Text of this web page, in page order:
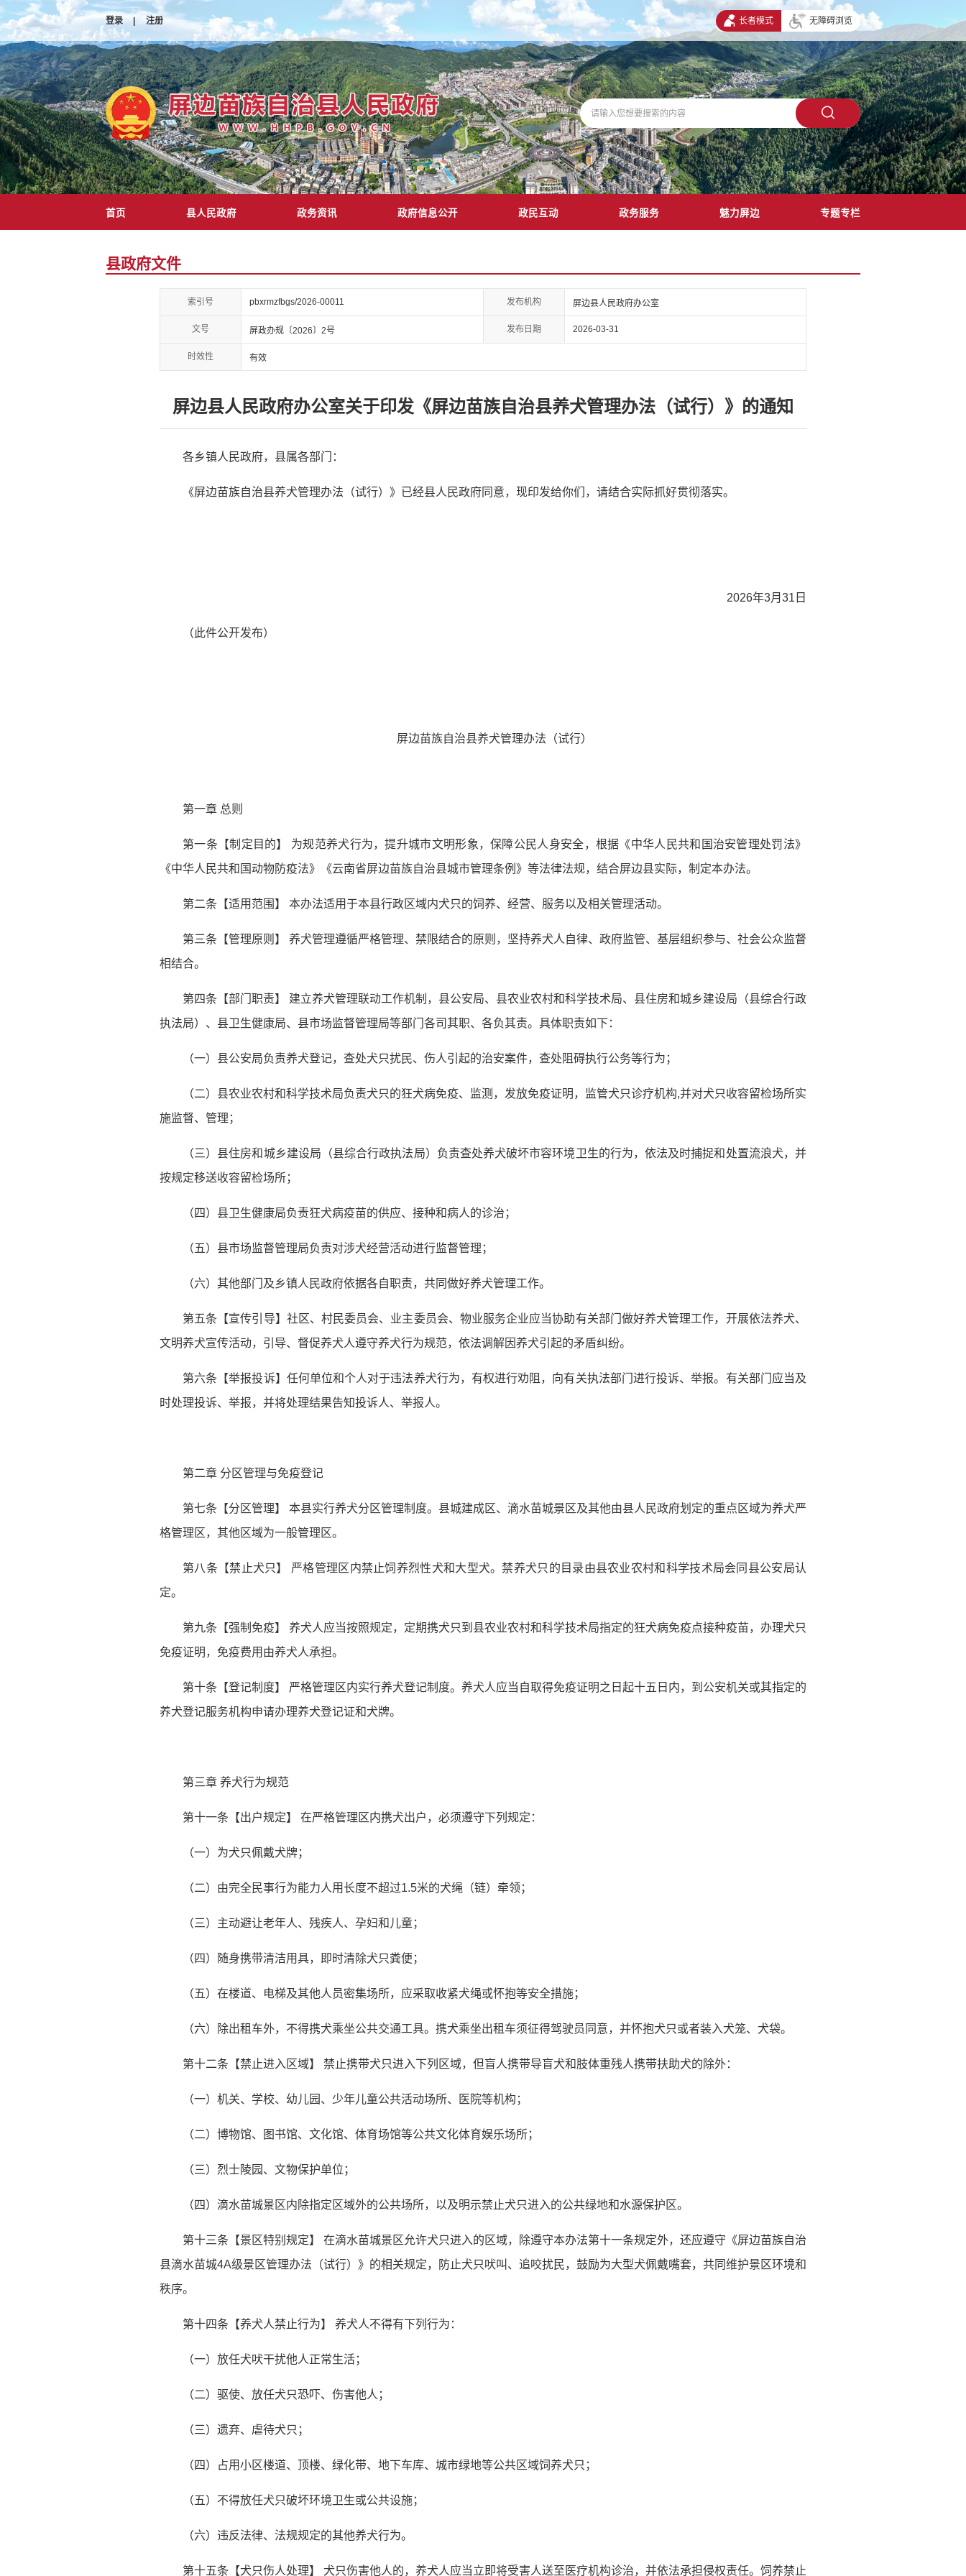
登录 | 注册 长者模式 无障碍浏览
首页 县人民政府 政务资讯 政府信息公开 政民互动 政务服务 魅力屏边 专题专栏
县政府文件
索引号 pbxrmzfbgs/2026-00011 发布机构 屏边县人民政府办公室
文号 屏政办规〔2026〕2号 发布日期 2026-03-31
时效性 有效
屏边县人民政府办公室关于印发《屏边苗族自治县养犬管理办法（试行）》的通知
各乡镇人民政府，县属各部门：
《屏边苗族自治县养犬管理办法（试行）》已经县人民政府同意，现印发给你们，请结合实际抓好贯彻落实。
2026年3月31日
（此件公开发布）
屏边苗族自治县养犬管理办法（试行）
第一章 总则
第一条【制定目的】 为规范养犬行为，提升城市文明形象，保障公民人身安全，根据《中华人民共和国治安管理处罚法》
《中华人民共和国动物防疫法》《云南省屏边苗族自治县城市管理条例》等法律法规，结合屏边县实际，制定本办法。
第二条【适用范围】 本办法适用于本县行政区域内犬只的饲养、经营、服务以及相关管理活动。
第三条【管理原则】 养犬管理遵循严格管理、禁限结合的原则，坚持养犬人自律、政府监管、基层组织参与、社会公众监督
相结合。
第四条【部门职责】 建立养犬管理联动工作机制，县公安局、县农业农村和科学技术局、县住房和城乡建设局（县综合行政
执法局）、县卫生健康局、县市场监督管理局等部门各司其职、各负其责。具体职责如下：
（一）县公安局负责养犬登记，查处犬只扰民、伤人引起的治安案件，查处阻碍执行公务等行为；
（二）县农业农村和科学技术局负责犬只的狂犬病免疫、监测，发放免疫证明，监管犬只诊疗机构,并对犬只收容留检场所实
施监督、管理；
（三）县住房和城乡建设局（县综合行政执法局）负责查处养犬破坏市容环境卫生的行为，依法及时捕捉和处置流浪犬，并
按规定移送收容留检场所；
（四）县卫生健康局负责狂犬病疫苗的供应、接种和病人的诊治；
（五）县市场监督管理局负责对涉犬经营活动进行监督管理；
（六）其他部门及乡镇人民政府依据各自职责，共同做好养犬管理工作。
第五条【宣传引导】社区、村民委员会、业主委员会、物业服务企业应当协助有关部门做好养犬管理工作，开展依法养犬、
文明养犬宣传活动，引导、督促养犬人遵守养犬行为规范，依法调解因养犬引起的矛盾纠纷。
第六条【举报投诉】任何单位和个人对于违法养犬行为，有权进行劝阻，向有关执法部门进行投诉、举报。有关部门应当及
时处理投诉、举报，并将处理结果告知投诉人、举报人。
第二章 分区管理与免疫登记
第七条【分区管理】 本县实行养犬分区管理制度。县城建成区、滴水苗城景区及其他由县人民政府划定的重点区域为养犬严
格管理区，其他区域为一般管理区。
第八条【禁止犬只】 严格管理区内禁止饲养烈性犬和大型犬。禁养犬只的目录由县农业农村和科学技术局会同县公安局认
定。
第九条【强制免疫】 养犬人应当按照规定，定期携犬只到县农业农村和科学技术局指定的狂犬病免疫点接种疫苗，办理犬只
免疫证明，免疫费用由养犬人承担。
第十条【登记制度】 严格管理区内实行养犬登记制度。养犬人应当自取得免疫证明之日起十五日内，到公安机关或其指定的
养犬登记服务机构申请办理养犬登记证和犬牌。
第三章 养犬行为规范
第十一条【出户规定】 在严格管理区内携犬出户，必须遵守下列规定：
（一）为犬只佩戴犬牌；
（二）由完全民事行为能力人用长度不超过1.5米的犬绳（链）牵领；
（三）主动避让老年人、残疾人、孕妇和儿童；
（四）随身携带清洁用具，即时清除犬只粪便；
（五）在楼道、电梯及其他人员密集场所，应采取收紧犬绳或怀抱等安全措施；
（六）除出租车外，不得携犬乘坐公共交通工具。携犬乘坐出租车须征得驾驶员同意，并怀抱犬只或者装入犬笼、犬袋。
第十二条【禁止进入区域】 禁止携带犬只进入下列区域，但盲人携带导盲犬和肢体重残人携带扶助犬的除外：
（一）机关、学校、幼儿园、少年儿童公共活动场所、医院等机构；
（二）博物馆、图书馆、文化馆、体育场馆等公共文化体育娱乐场所；
（三）烈士陵园、文物保护单位；
（四）滴水苗城景区内除指定区域外的公共场所，以及明示禁止犬只进入的公共绿地和水源保护区。
第十三条【景区特别规定】 在滴水苗城景区允许犬只进入的区域，除遵守本办法第十一条规定外，还应遵守《屏边苗族自治
县滴水苗城4A级景区管理办法（试行）》的相关规定，防止犬只吠叫、追咬扰民，鼓励为大型犬佩戴嘴套，共同维护景区环境和
秩序。
第十四条【养犬人禁止行为】 养犬人不得有下列行为：
（一）放任犬吠干扰他人正常生活；
（二）驱使、放任犬只恐吓、伤害他人；
（三）遗弃、虐待犬只；
（四）占用小区楼道、顶楼、绿化带、地下车库、城市绿地等公共区域饲养犬只；
（五）不得放任犬只破坏环境卫生或公共设施；
（六）违反法律、法规规定的其他养犬行为。
第十五条【犬只伤人处理】 犬只伤害他人的，养犬人应当立即将受害人送至医疗机构诊治，并依法承担侵权责任。饲养禁止